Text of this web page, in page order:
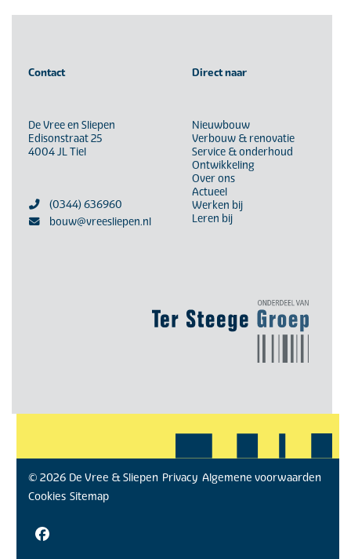
Contact
De Vree en Sliepen
Edisonstraat 25
4004 JL Tiel
(0344) 636960
bouw@vreesliepen.nl
Direct naar
Nieuwbouw
Verbouw & renovatie
Service & onderhoud
Ontwikkeling
Over ons
Actueel
Werken bij
Leren bij
© 2026 De Vree & Sliepen Privacy Algemene voorwaarden
Cookies Sitemap
Facebook